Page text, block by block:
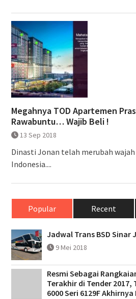
Megahnya TOD Apartemen
Rawabuntu… Wajib Beli !
13 Sep 2018
Dinasti Jonan telah merubah
Indonesia....
Popular Recent
Jadwal Trans BSD Sinar
9 Mei 2018
Resmi Sebagai
Terakhir di Tender 2017,
6000 Seri 6129F